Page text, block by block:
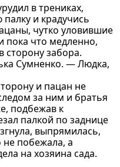
в трениках,
и крадучись
чутко уловившие
пока что медленно,
сторону забора.
Сумненко. — Людка,
и пацан не
за ним и братья
подбежав к
палкой по заднице
выпрямилась,
побежала, а
на хозяина сада.